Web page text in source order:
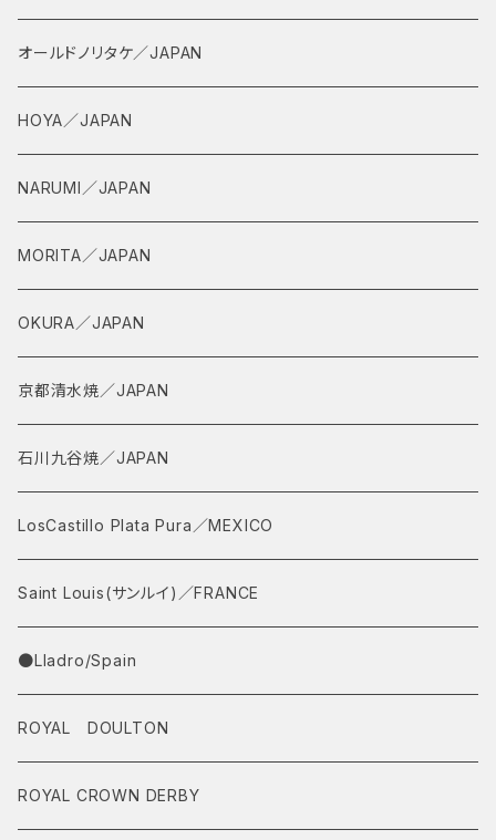
オールドノリタケ／JAPAN
HOYA／JAPAN
NARUMI／JAPAN
MORITA／JAPAN
OKURA／JAPAN
京都清水焼／JAPAN
石川九谷焼／JAPAN
LosCastillo Plata Pura／MEXICO
Saint Louis(サンルイ)／FRANCE
●Lladro/Spain
ROYAL DOULTON
ROYAL CROWN DERBY